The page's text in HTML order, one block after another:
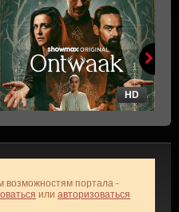
HD
возможностям портала -
или авторизоваться